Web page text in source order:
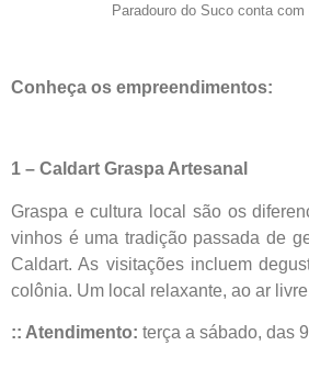
Paradouro do Suco conta
Conheça os empreendimentos:
1 – Caldart Graspa Artesanal
Graspa e cultura local são os
vinhos é uma tradição passada de
Caldart. As visitações incluem
colônia. Um local relaxante, ao ar
:: Atendimento: terça a sábado, das